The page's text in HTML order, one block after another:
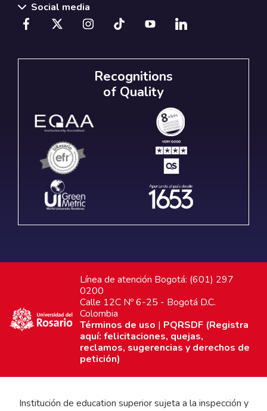
Social media
Recognitions
of Quality
Línea de atención Bogotá: (601) 297
0200
Calle 12C Nº 6-25 - Bogotá D.C.
Colombia
Términos de uso | PQRSDF (Registra
aquí: felicitaciones, quejas,
reclamos, sugerencias y derechos de
petición)
Institución de education superior sujeta a la inspección y